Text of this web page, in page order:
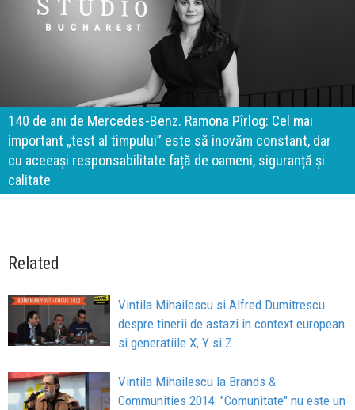
140 de ani de Mercedes-Benz. Ramona Pîrlog: Cel mai
important „test al timpului” este să inovăm constant, dar
cu aceeași responsabilitate față de oameni, siguranță și
calitate
Related
Vintila Mihailescu si Alfred Dumitrescu
despre tinerii de astazi in context european
si generatiile X, Y si Z
Vintila Mihailescu la Brands &
Communities 2014: "Comunitate" nu este un